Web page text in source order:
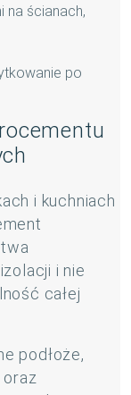
na ścianach,
po
i kuchniach
i nie
całej
podłoże,